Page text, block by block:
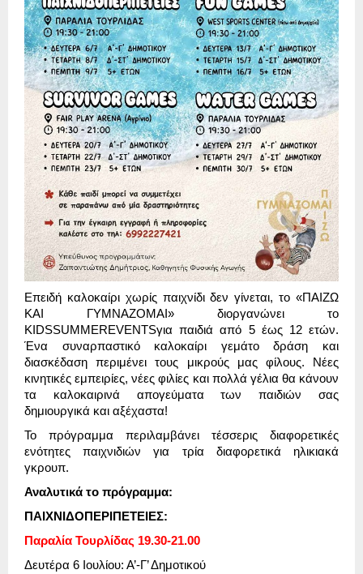
Επειδή καλοκαίρι χωρίς παιχνίδι δεν γίνεται, το «ΠΑΙΖΩ
ΚΑΙ ΓΥΜΝΑΖΟΜΑΙ» διοργανώνει το
KIDSSUMMEREVENTSγια παιδιά από 5 έως 12 ετών.
Ένα συναρπαστικό καλοκαίρι γεμάτο δράση και
διασκέδαση περιμένει τους μικρούς μας φίλους. Νέες
κινητικές εμπειρίες, νέες φιλίες και πολλά γέλια θα κάνουν
τα καλοκαιρινά απογεύματα των παιδιών σας
δημιουργικά και αξέχαστα!
Το πρόγραμμα περιλαμβάνει τέσσερις διαφορετικές
ενότητες παιχνιδιών για τρία διαφορετικά ηλικιακά
γκρουπ.
Αναλυτικά το πρόγραμμα:
ΠΑΙΧΝΙΔΟΠΕΡΙΠΕΤΕΙΕΣ:
Παραλία Τουρλίδας 19.30-21.00
Δευτέρα 6 Ιουλίου: Α’-Γ’ Δημοτικού